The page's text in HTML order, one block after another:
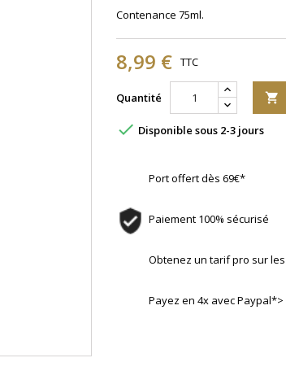
Contenance 75ml.
8,99 € TTC
Quantité 
 Disponible sous 2-3 jours
Port offert dès 69€*
Paiement 100% sécurisé
Obtenez un tarif pro sur
Payez en 4x avec Paypal*>